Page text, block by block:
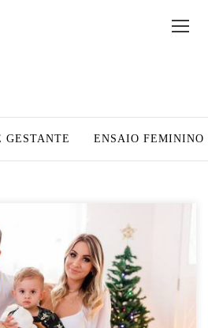
GESTANTE ENSAIO FEMININO